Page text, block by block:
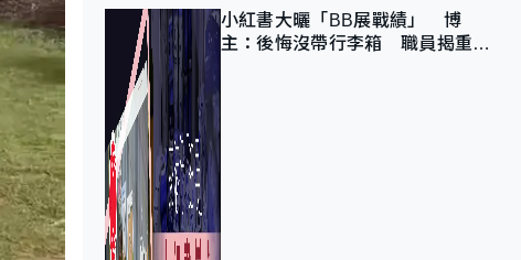
小紅書大曬「BB展戰績」 博
主：後悔沒帶行李箱 職員揭重複